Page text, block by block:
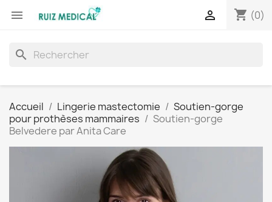
 shopping_cart (0)

search
Accueil Lingerie mastectomie
Soutien-gorge
pour prothèses mammaires
Soutien-gorge
Belvedere par Anita Care